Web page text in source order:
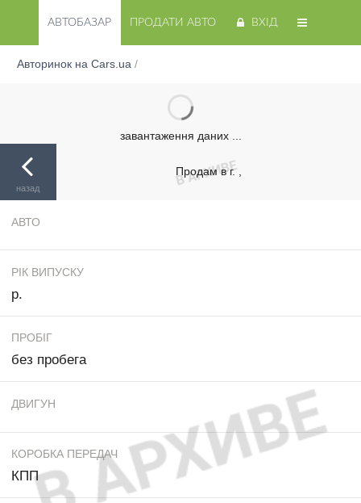
АВТОБАЗАР ПРОДАТИ АВТО ВХІД
Авторинок на Cars.ua /
завантаження даних ...
назад
Продам в г. ,
АВТО
РІК ВИПУСКУ
р.
ПРОБІГ
без пробега
ДВИГУН
КОРОБКА ПЕРЕДАЧ
КПП